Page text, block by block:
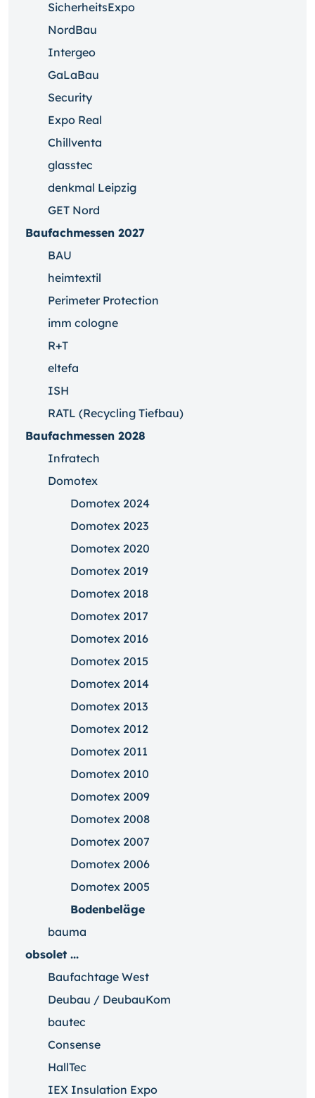
SicherheitsExpo
NordBau
Intergeo
GaLaBau
Security
Expo Real
Chillventa
glasstec
denkmal Leipzig
GET Nord
Baufachmessen 2027
BAU
heimtextil
Perimeter Protection
imm cologne
R+T
eltefa
ISH
RATL (Recycling Tiefbau)
Baufachmessen 2028
Infratech
Domotex
Domotex 2024
Domotex 2023
Domotex 2020
Domotex 2019
Domotex 2018
Domotex 2017
Domotex 2016
Domotex 2015
Domotex 2014
Domotex 2013
Domotex 2012
Domotex 2011
Domotex 2010
Domotex 2009
Domotex 2008
Domotex 2007
Domotex 2006
Domotex 2005
Bodenbeläge
bauma
obsolet ...
Baufachtage West
Deubau / DeubauKom
bautec
Consense
HallTec
IEX Insulation Expo